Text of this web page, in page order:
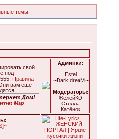
темы
свой
под
Правила
вам ещё
Дом!
Админки:
Estel
◦•Dark dreaM◦•
Модераторы:
ЖелейКО
Стелла
Катёнок